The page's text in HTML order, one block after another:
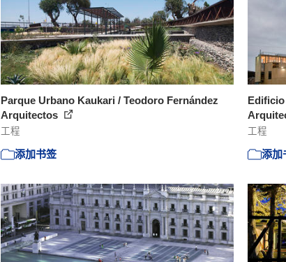
Parque Urbano Kaukari / Teodoro Fernández
Arquitectos
工程
添加书签
Edificio
工程
添加